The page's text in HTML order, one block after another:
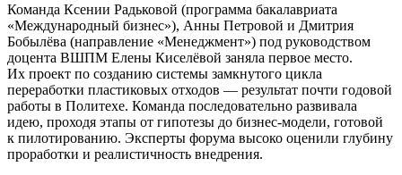
Команда Ксении Радьковой (программа бакалавриата
«Международный бизнес»), Анны Петровой и Дмитрия
Бобылёва (направление «Менеджмент») под руководством
доцента ВШПМ Елены Киселёвой заняла первое место.
Их проект по созданию системы замкнутого цикла
переработки пластиковых отходов — результат почти годовой
работы в Политехе. Команда последовательно развивала
идею, проходя этапы от гипотезы до бизнес-модели, готовой
к пилотированию. Эксперты форума высоко оценили глубину
проработки и реалистичность внедрения.